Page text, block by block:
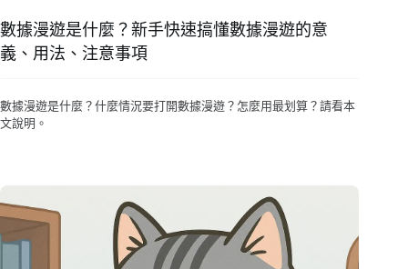
數據漫遊是什麼？新手快速搞懂數據漫遊的意
義、用法、注意事項
數據漫遊是什麼？什麼情況要打開數據漫遊？怎麼用最划算？請看本
文說明。